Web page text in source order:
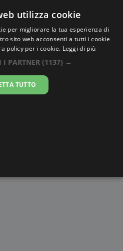
.co
Mosca
utilizza cookie
per migliorare la tua esperienza di
sito web acconsenti a tutti i cookie
policy per i cookie. Leggi di più
I PARTNER (1137) →
TUTTO